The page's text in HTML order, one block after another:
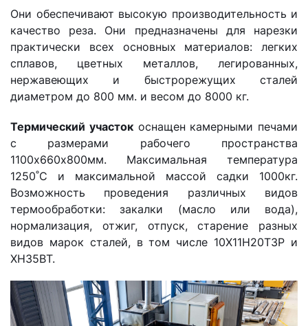
Они обеспечивают высокую производительность и
качество реза. Они предназначены для нарезки
практически всех основных материалов: легких
сплавов, цветных металлов, легированных,
нержавеющих и быстрорежущих сталей
диаметром до 800 мм. и весом до 8000 кг.
Термический участокоснащен камерными печами
с размерами рабочего пространства
1100х660х800мм. Максимальная температура
1250˚C и максимальной массой садки 1000кг.
Возможность проведения различных видов
термообработки: закалки (масло или вода),
нормализация, отжиг, отпуск, старение разных
видов марок сталей, в том числе 10Х11Н20Т3Р и
ХН35ВТ.